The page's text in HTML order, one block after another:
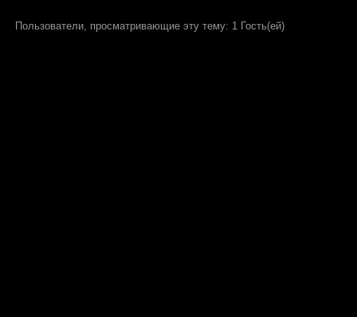
Пользователи, просматривающие эту тему: 1 Гость(ей)